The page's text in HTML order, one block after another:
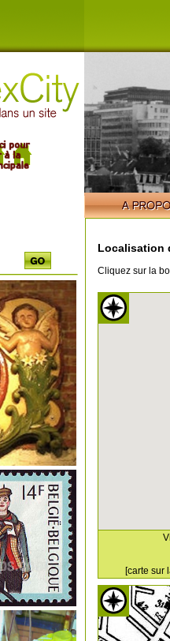
Localisation
Cliquez sur la
[carte sur